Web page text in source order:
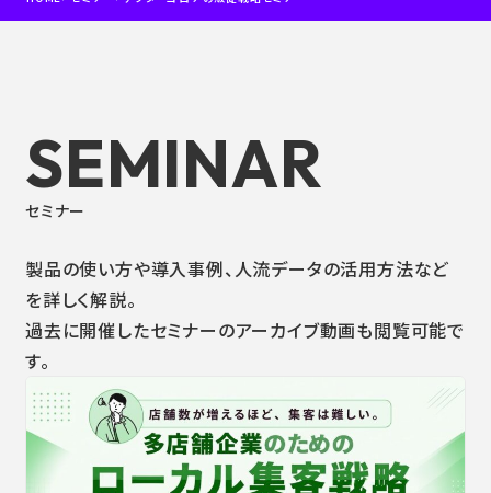
SEMINAR
セミナー
製品の使い方や導入事例、人流データの活用方法など
を詳しく解説。
過去に開催したセミナーのアーカイブ動画も閲覧可能で
す。